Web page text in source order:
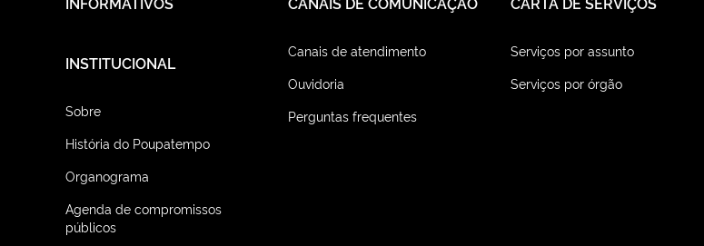
Canais de atendimento
Ouvidoria
Perguntas frequentes
Serviços por assunto
Serviços por órgão
INSTITUCIONAL
Sobre
História do Poupatempo
Organograma
Agenda de compromissos
públicos